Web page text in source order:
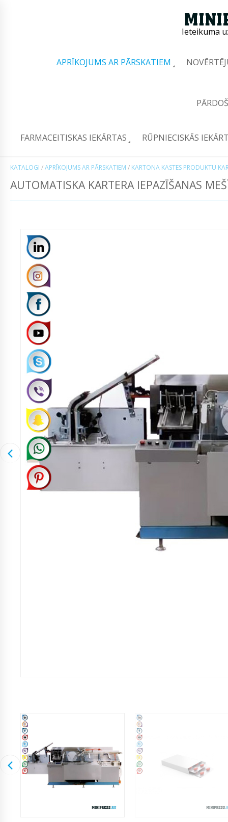
Ieteikuma
APRĪKOJUMS AR PĀRSKATIEM
FARMACEITISKAS IEKĀRTAS RŪPNIECISKĀS
KATALOGI /APRĪKOJUMS AR PĀRSKATIEM / KARTONA KASTES PRODUKTU
AUTOMATISKA KARTERA IEPAZĪŠANAS